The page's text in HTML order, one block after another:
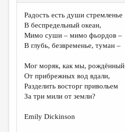
ПРАВИЛА САЙТА
ОТДЕЛЫ И РУБРИКИ
ДАЙДЖЕСТ
ПРОИЗВЕДЕНИЯ
Радость есть души стремленье
В беспредельный океан,
Мимо суши – мимо фьордов –
В глубь, безвременье, туман –
Мог моряк, как мы, рождённый
От прибрежных вод вдали,
Разделить восторг привольем
За три мили от земли?
Emily Dickinson